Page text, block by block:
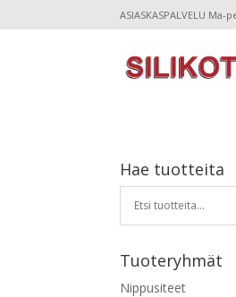
ASIASKASPALVELU
Hae tuotteita
Tuoteryhmät
Nippusiteet